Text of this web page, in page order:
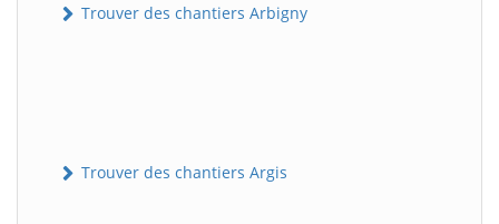
Trouver des chantiers Arbigny
Trouver des chantiers Argis